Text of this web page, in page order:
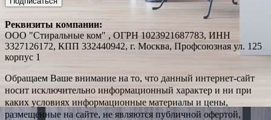
Реквизиты компании:
ООО "Стиральные ком" , ОГРН 1023921687783, ИНН
3327126172, КПП 332440942, г. Москва, Профсоюзная ул. 125
корпус 1
Обращаем Ваше внимание на то, что данный интернет-сайт
носит исключительно информационный характер и ни при
каких условиях информационные материалы и цены,
размещенные на сайте, не являются публичной офертой,